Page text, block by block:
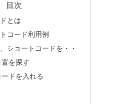
目次
とは
コード利用例
ショートコードを・・
を探す
ドを入れる